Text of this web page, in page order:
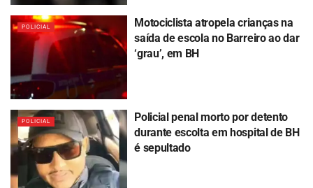
POLICIAL
Motociclista atropela crianças na
saída de escola no Barreiro ao dar
‘grau’, em BH
POLICIAL
Policial penal morto por detento
durante escolta em hospital de BH
é sepultado